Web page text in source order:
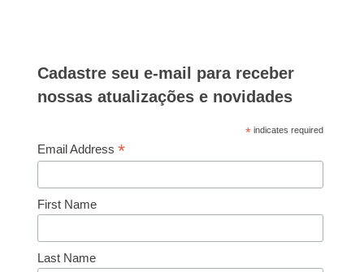
Cadastre seu e-mail para receber
nossas atualizações e novidades
* indicates required
Email Address*
First Name
Last Name